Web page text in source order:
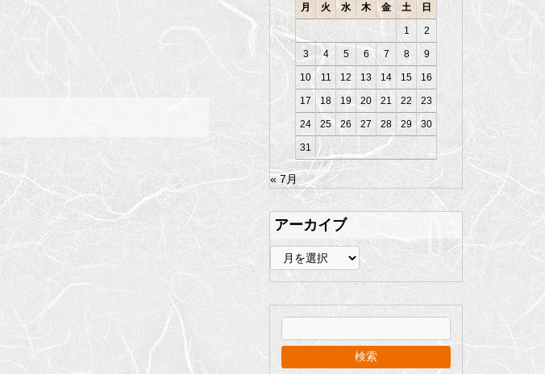
月 火 水 木 金 土 日
1 2
3 4 5 6 7 8 9
10 11 12 13 14 15 16
17 18 19 20 21 22 23
24 25 26 27 28 29 30
31
« 7月
アーカイブ
ア
ー
カ
イ
ブ